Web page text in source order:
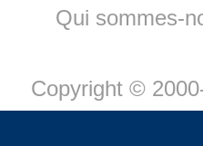
Qui sommes-
Copyright ©